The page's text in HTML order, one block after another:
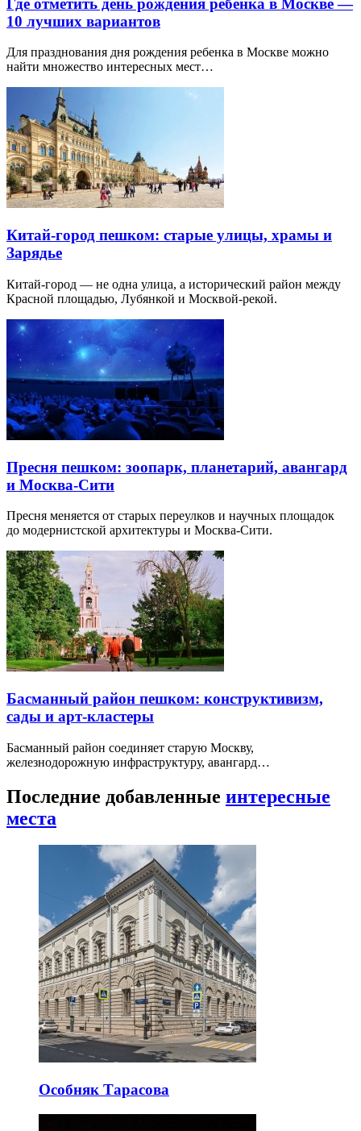
10 лучших вариантов
Для празднования дня рождения ребенка в Москве можно
найти множество интересных мест…
Китай-город пешком: старые улицы, храмы и
Зарядье
Китай-город — не одна улица, а исторический район между
Красной площадью, Лубянкой и Москвой-рекой.
Пресня пешком: зоопарк, планетарий, авангард
и Москва-Сити
Пресня меняется от старых переулков и научных площадок
до модернистской архитектуры и Москва-Сити.
Басманный район пешком: конструктивизм,
сады и арт-кластеры
Басманный район соединяет старую Москву,
железнодорожную инфраструктуру, авангард…
Последние добавленные интересные
места
Особняк Тарасова